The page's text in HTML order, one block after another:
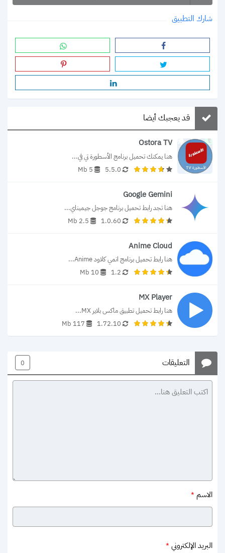
شارك التطبيق
قد يعجبك أيضا
Ostora TV
هنا يمكنك تحميل برنامج الأسطورة تي في...
5.5.0
5 Mb
Google Gemini
هنا تجد رابط تحميل برنامج جوجل جيميناي...
1.0.60
2.5 Mb
Anime Cloud
هنا رابط تحميل برنامج انمي كلاود Anime...
1.2
10 Mb
MX Player
هنا رابط تحميل تطبيق ماكس بلاير MX...
1.72.10
117 Mb
التعليقات 0
الاسم *
البريد الإلكتروني *